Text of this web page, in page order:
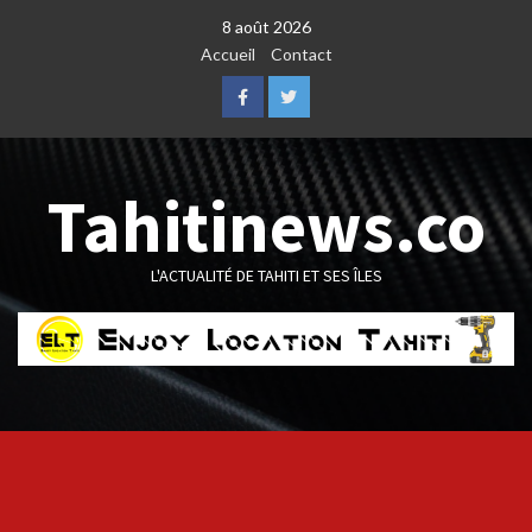
8 août 2026
Accueil
Contact
FacebookTwitter
Tahitinews.co
L'ACTUALITÉ DE TAHITI ET SES ÎLES